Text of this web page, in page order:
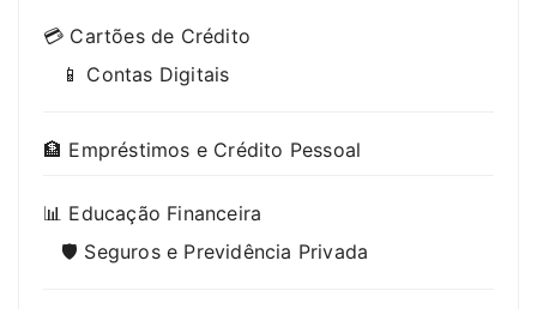
💳 Cartões de Crédito
📱 Contas Digitais
🏦 Empréstimos e Crédito Pessoal
📊 Educação Financeira
🛡️ Seguros e Previdência Privada